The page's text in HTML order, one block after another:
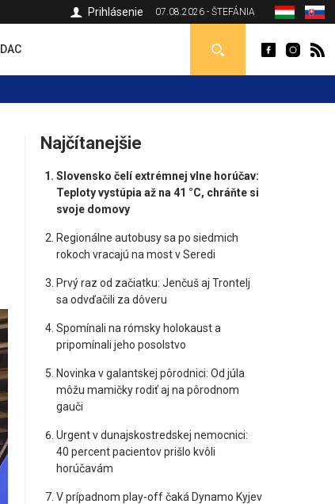
07.08.2026 - ŠTEFÁNIA
Prihlásenie
DAC
Najčítanejšie
Slovensko čelí extrémnej vlne horúčav:
Teploty vystúpia až na 41 °C, chráňte si
svoje domovy
Regionálne autobusy sa po siedmich
rokoch vracajú na most v Seredi
Prvý raz od začiatku: Jenčuš aj Trontelj
sa odvďačili za dôveru
Spomínali na rómsky holokaust a
pripomínali jeho posolstvo
Novinka v galantskej pôrodnici: Od júla
môžu mamičky rodiť aj na pôrodnom
gauči
Urgent v dunajskostredskej nemocnici:
40 percent pacientov prišlo kvôli
horúčavám
V prípadnom play-off čaká Dynamo Kyjev